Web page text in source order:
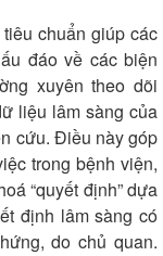
chuẩn giúp các
đáo về các biện
xuyên theo dõi
liệu lâm sàng của
cứu. Điều này góp
trong bệnh viện,
“quyết định” dựa
định lâm sàng có
do chủ quan.